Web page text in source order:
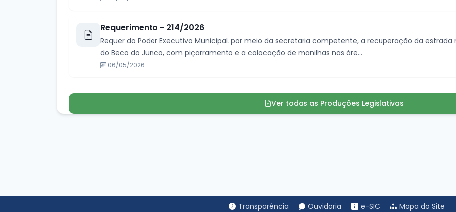
Requerimento - 214/2026
Requer do Poder Executivo Municipal, por meio da secretaria competente, a recuperação da estrada
do Beco do Junco, com piçarramento e a colocação de manilhas nas áre...
06/05/2026
Ver todas as Produções Legislativas
Transparência Ouvidoria e-SIC Mapa do Site